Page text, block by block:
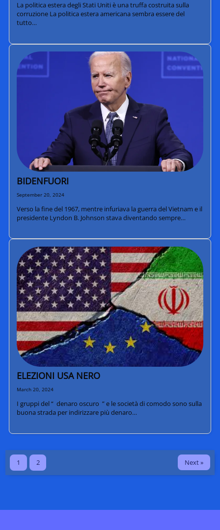
La politica estera degli Stati Uniti è una truffa costruita sulla
corruzione La politica estera americana sembra essere del
tutto…
BIDENFUORI
September 20, 2024
Verso la fine del 1967, mentre infuriava la guerra del Vietnam e il
presidente Lyndon B. Johnson stava diventando sempre…
ELEZIONI USA NERO
March 20, 2024
I gruppi del “ denaro oscuro ” e le società di comodo sono sulla
buona strada per indirizzare più denaro…
1 2 Next »